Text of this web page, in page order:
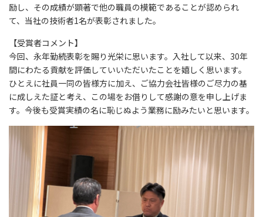
励し、その成績が顕著で他の職員の模範であることが認められ
て、当社の技術者1名が表彰されました。
【受賞者コメント】
今回、永年勤続表彰を賜り光栄に思います。入社して以来、30年
間にわたる貢献を評価していいただいたことを嬉しく思います。
ひとえに社員一同の皆様方に加え、ご協力会社皆様のご尽力の基
に成しえた証と考え、この場をお借りして感謝の意を申し上げま
す。今後も受賞実績の名に恥じぬよう業務に励みたいと思います。